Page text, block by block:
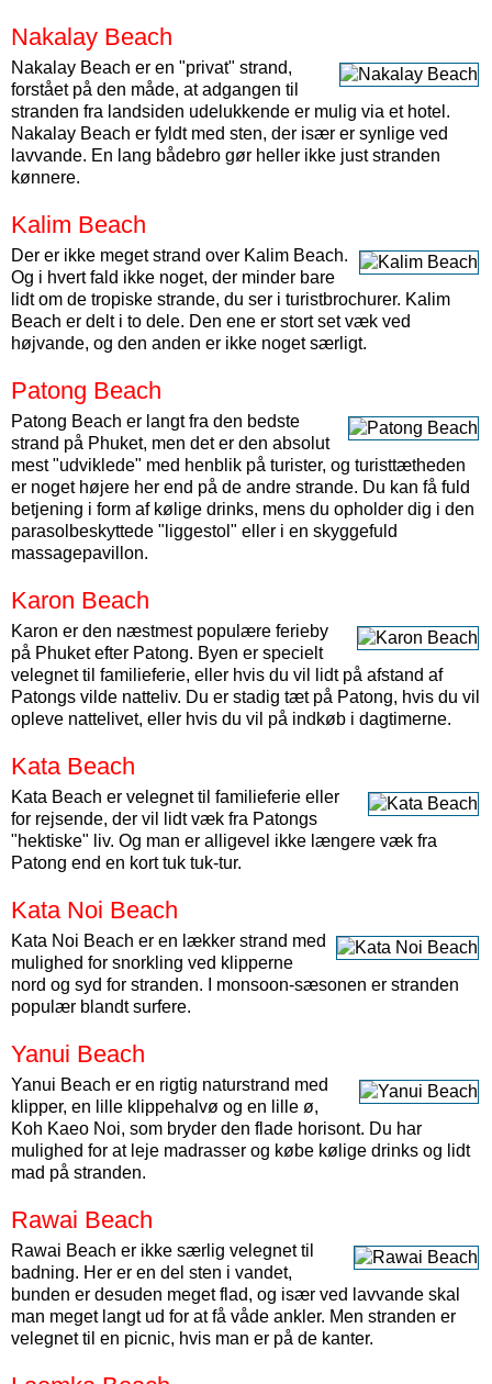
Nakalay Beach
Nakalay Beach er en "privat" strand,
forstået på den måde, at adgangen til
stranden fra landsiden udelukkende er mulig via et hotel.
Nakalay Beach er fyldt med sten, der især er synlige ved
lavvande. En lang bådebro gør heller ikke just stranden
kønnere.
Kalim Beach
Der er ikke meget strand over Kalim Beach.
Og i hvert fald ikke noget, der minder bare
lidt om de tropiske strande, du ser i turistbrochurer. Kalim
Beach er delt i to dele. Den ene er stort set væk ved
højvande, og den anden er ikke noget særligt.
Patong Beach
Patong Beach er langt fra den bedste
strand på Phuket, men det er den absolut
mest "udviklede" med henblik på turister, og turisttætheden
er noget højere her end på de andre strande. Du kan få fuld
betjening i form af kølige drinks, mens du opholder dig i den
parasolbeskyttede "liggestol" eller i en skyggefuld
massagepavillon.
Karon Beach
Karon er den næstmest populære ferieby
på Phuket efter Patong. Byen er specielt
velegnet til familieferie, eller hvis du vil lidt på afstand af
Patongs vilde natteliv. Du er stadig tæt på Patong, hvis du vil
opleve nattelivet, eller hvis du vil på indkøb i dagtimerne.
Kata Beach
Kata Beach er velegnet til familieferie eller
for rejsende, der vil lidt væk fra Patongs
"hektiske" liv. Og man er alligevel ikke længere væk fra
Patong end en kort tuk tuk-tur.
Kata Noi Beach
Kata Noi Beach er en lækker strand med
mulighed for snorkling ved klipperne
nord og syd for stranden. I monsoon-sæsonen er stranden
populær blandt surfere.
Yanui Beach
Yanui Beach er en rigtig naturstrand med
klipper, en lille klippehalvø og en lille ø,
Koh Kaeo Noi, som bryder den flade horisont. Du har
mulighed for at leje madrasser og købe kølige drinks og lidt
mad på stranden.
Rawai Beach
Rawai Beach er ikke særlig velegnet til
badning. Her er en del sten i vandet,
bunden er desuden meget flad, og især ved lavvande skal
man meget langt ud for at få våde ankler. Men stranden er
velegnet til en picnic, hvis man er på de kanter.